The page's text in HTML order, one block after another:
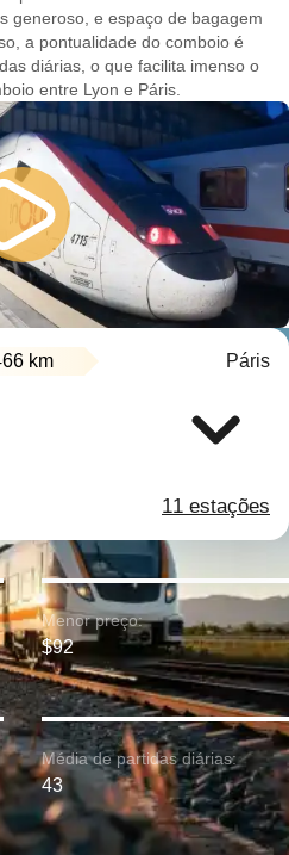
generoso, e espaço de bagagem
a pontualidade do comboio é
diárias, o que facilita imenso o
entre Lyon e Páris.
km Páris
11 estações
Menor preço:
$92
Média de partidas diárias:
43